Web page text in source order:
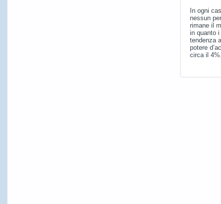
In ogni
nessun
rimane il
in quanto
tendenza
potere
circa il